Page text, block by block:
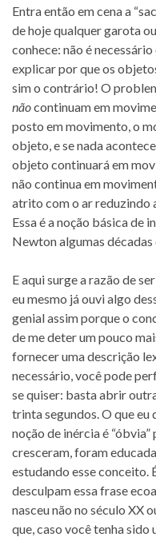
Entra então em cena a
de hoje qualquer garota
conhece: não é
explicar por que os
sim o contrário! O
nãocontinuam em
posto em movimento, o
objeto, e se nada
objeto continuará em
não continua em
atrito com o ar reduzindo
Essa é a noção básica de
Newton algumas décadas
E aqui surge a razão de
eu mesmo já ouvi algo
genial assim porque o
de me deter um pouco
fornecer uma descrição
necessário, você pode
se quiser: basta abrir
trinta segundos. O que eu
noção de inércia é
cresceram, foram
estudando esse conceito.
desculpam essa frase
nasceu não no século XX
que, caso você tenha